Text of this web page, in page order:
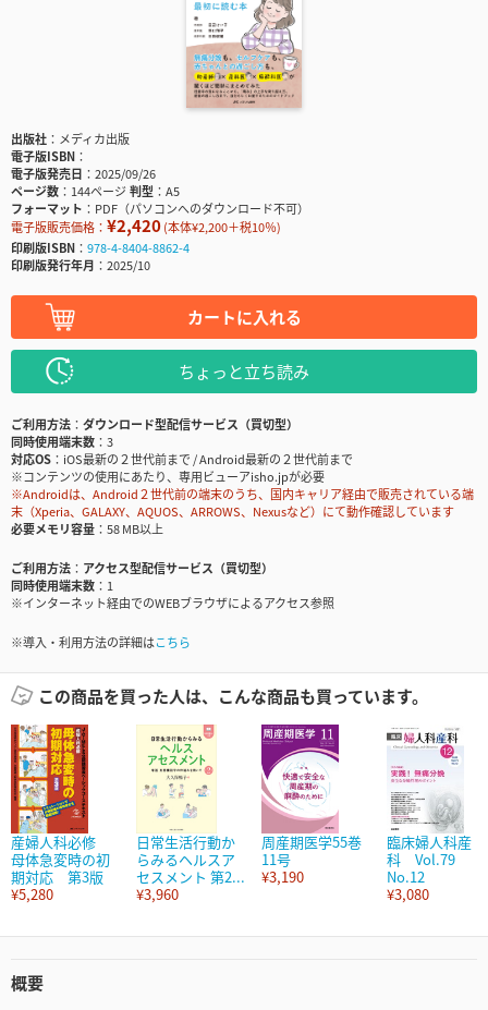
出版社
メディカ出版
電子版ISBN
電子版発売日
2025/09/26
ページ数
144ページ判型
A5
フォーマット
PDF（パソコンへのダウンロード不可）
電子版販売価格： ¥2,420(本体¥2,200＋税10％)
印刷版ISBN
978-4-8404-8862-4
印刷版発行年月
2025/10
カートに入れる
ちょっと立ち読み
ご利用方法
ダウンロード型配信サービス（買切型）
同時使用端末数
3
対応OS
iOS最新の２世代前まで / Android最新の２世代前まで
※コンテンツの使用にあたり、専用ビューアisho.jpが必要
※Androidは、Android２世代前の端末のうち、国内キャリア経由で販売されている端
末（Xperia、GALAXY、AQUOS、ARROWS、Nexusなど）にて動作確認しています
必要メモリ容量
58 MB以上
ご利用方法
アクセス型配信サービス（買切型）
同時使用端末数
1
※インターネット経由でのWEBブラウザによるアクセス参照
※導入・利用方法の詳細はこちら
この商品を買った人は、こんな商品も買っています。
産婦人科必修
母体急変時の初
期対応 第3版
¥5,280
日常生活行動か
らみるヘルスア
セスメント 第2...
¥3,960
周産期医学55巻
11号
¥3,190
臨床婦人科産
科 Vol.79
No.12
¥3,080
概要